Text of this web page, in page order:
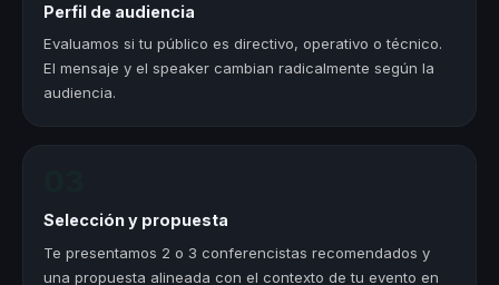
Perfil de audiencia
Evaluamos si tu público es directivo, operativo o técnico.
El mensaje y el speaker cambian radicalmente según la
audiencia.
Selección y propuesta
Te presentamos 2 o 3 conferencistas recomendados y
una propuesta alineada con el contexto de tu evento en